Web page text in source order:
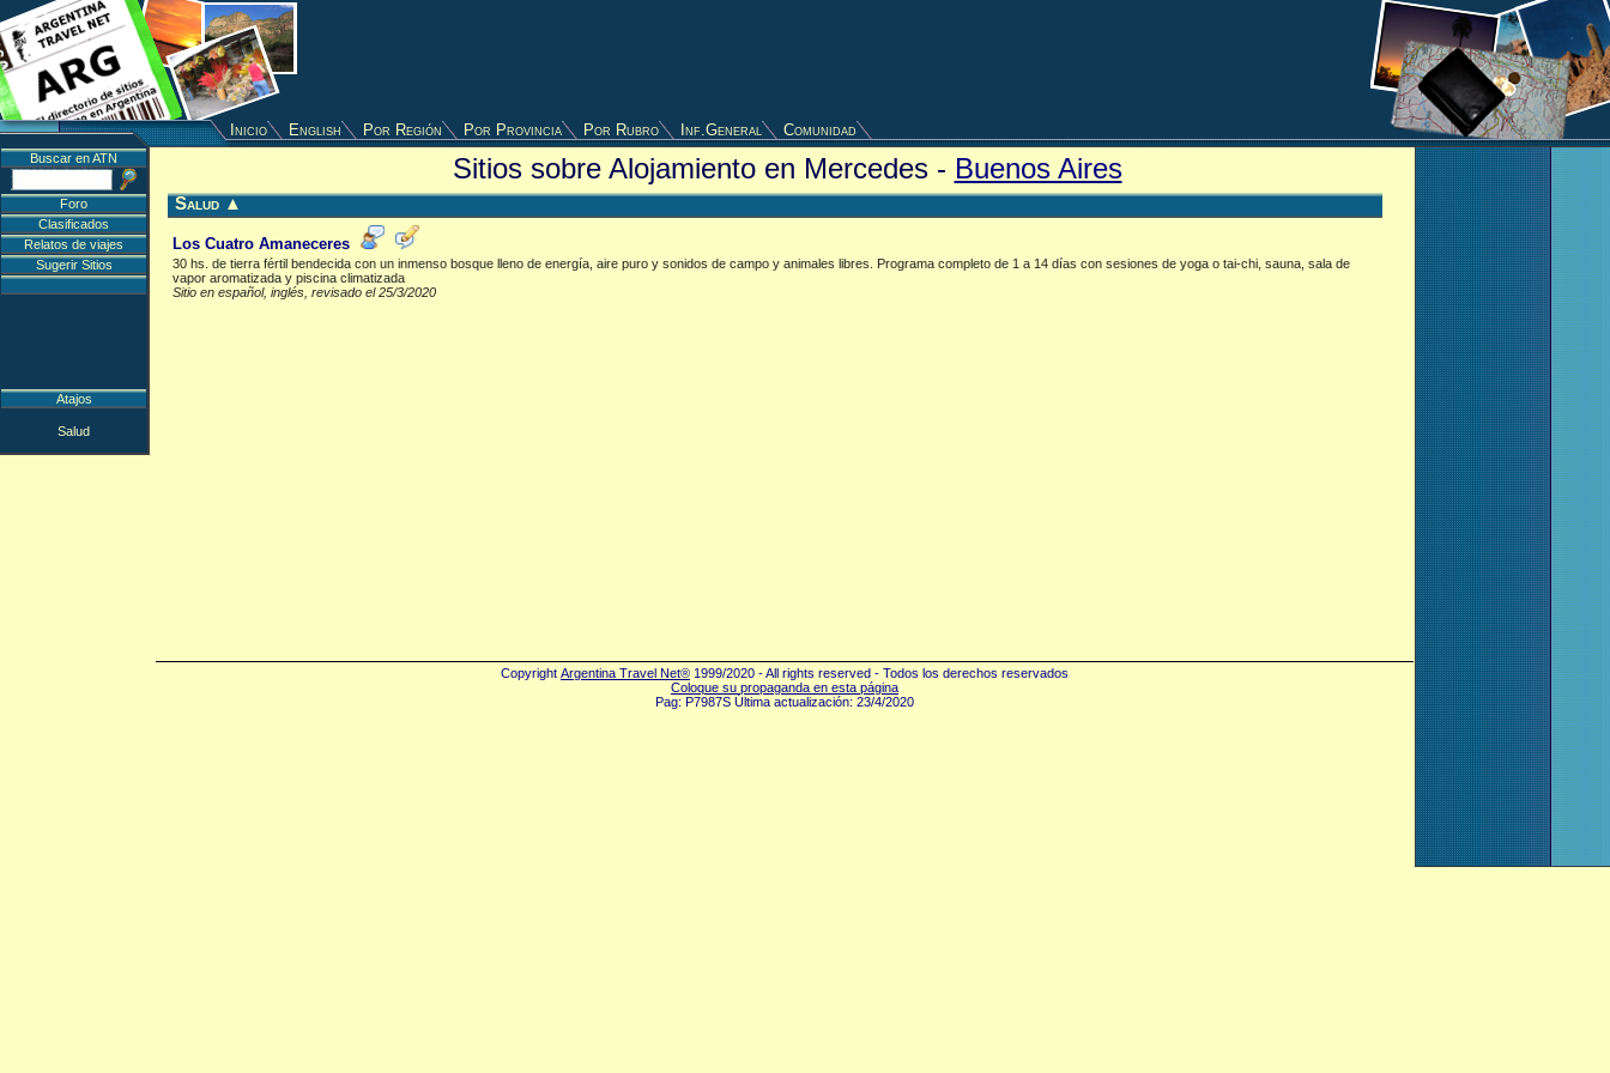
Inicio English Por Región Por Provincia Por Rubro Inf.General Comunidad
Sitios sobre Alojamiento en Mercedes - Buenos Aires
Salud ▲
Los Cuatro Amaneceres
30 hs. de tierra fértil bendecida con un inmenso bosque lleno de energía, aire puro y sonidos de campo y animales libres. Programa completo de 1 a 14 días con sesiones de yoga o tai-chi, sauna, sala de
vapor aromatizada y piscina climatizada
Sitio en español, inglés, revisado el 25/3/2020
Buscar en ATN
Foro
Clasificados
Relatos de viajes
Sugerir Sitios
Atajos
Salud
Copyright Argentina Travel Net® 1999/2020 - All rights reserved - Todos los derechos reservados
Coloque su propaganda en esta página
Pag: P7987S Última actualización: 23/4/2020